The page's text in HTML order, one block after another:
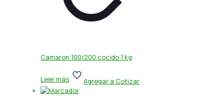
Camaron 100/200 cocido 1 kg
Leer más Agregar a Cotizar